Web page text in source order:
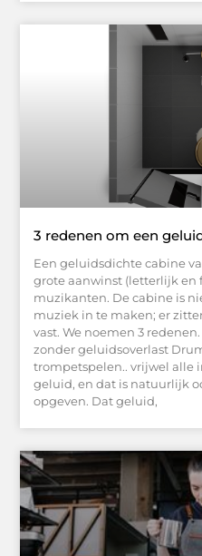
3 redenen om een
Een geluidsdichte cabine
grote aanwinst (letterlijk en
muzikanten. De cabine is
muziek in te maken; er
vast. We noemen 3
zonder geluidsoverlast
trompetspelen.. vrijwel alle
geluid, en dat is natuurlijk
opgeven. Dat geluid,